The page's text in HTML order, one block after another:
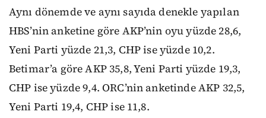
Aynı dönemde ve aynı sayıda denekle yapılan
HBS’nin anketine göre AKP’nin oyu yüzde 28,6,
Yeni Parti yüzde 21,3, CHP ise yüzde 10,2.
Betimar’a göre AKP 35,8, Yeni Parti yüzde 19,3,
CHP ise yüzde 9,4. ORC’nin anketinde AKP 32,5,
Yeni Parti 19,4, CHP ise 11,8.